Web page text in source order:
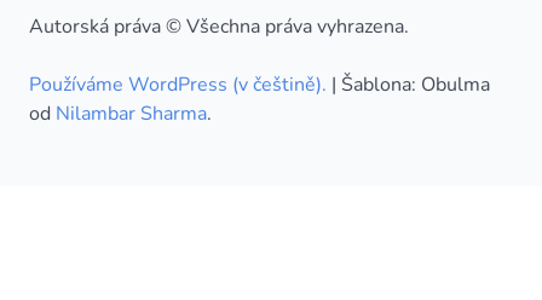
Autorská práva © Všechna práva vyhrazena.
Používáme WordPress (v češtině). | Šablona: Obulma
od Nilambar Sharma.